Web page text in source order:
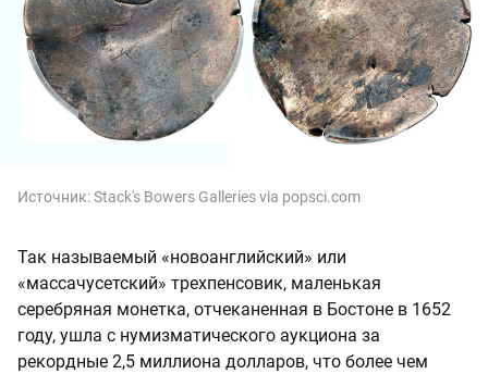
Источник:Stack's Bowers Galleries via popsci.com
Так называемый «новоанглийский» или
«массачусетский» трехпенсовик, маленькая
серебряная монетка, отчеканенная в Бостоне в 1652
году, ушла с нумизматического аукциона за
рекордные 2,5 миллиона долларов, что более чем